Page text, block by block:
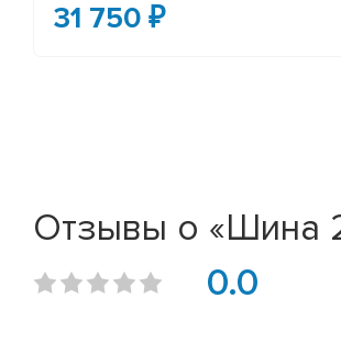
31 750 ₽
Отзывы о «Шина
0.0